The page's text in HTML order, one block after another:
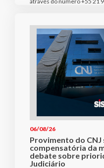
06/08/26
Provimento do CNJ
compensatória da
debate sobre
Judiciário